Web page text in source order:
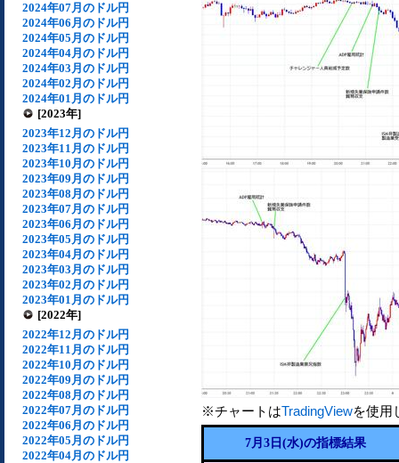
2024年07月のドル円
2024年06月のドル円
2024年05月のドル円
2024年04月のドル円
2024年03月のドル円
2024年02月のドル円
2024年01月のドル円
[2023年]
2023年12月のドル円
2023年11月のドル円
2023年10月のドル円
2023年09月のドル円
2023年08月のドル円
2023年07月のドル円
2023年06月のドル円
2023年05月のドル円
2023年04月のドル円
2023年03月のドル円
2023年02月のドル円
2023年01月のドル円
[2022年]
2022年12月のドル円
2022年11月のドル円
2022年10月のドル円
2022年09月のドル円
2022年08月のドル円
2022年07月のドル円
2022年06月のドル円
2022年05月のドル円
2022年04月のドル円
※チャートはTradingViewを使用
7月3日(水)の指標結果